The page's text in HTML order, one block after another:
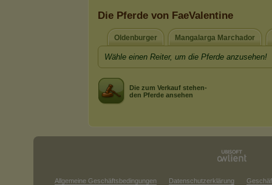
Die Pferde von FaeValentine
Oldenburger Mangalarga Marchador
Wähle einen Reiter, um die Pferde anzusehen!
Die zum Verkauf stehen-
den Pferde ansehen
Allgemeine Geschäftsbedingungen Datenschutzerklärung